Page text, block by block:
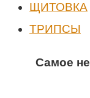
ЩИТОВКА
ТРИПСЫ
Самое